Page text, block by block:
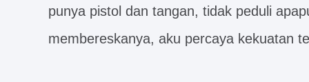
punya pistol dan tangan, tidak peduli
membereskanya, aku percaya kekuatan